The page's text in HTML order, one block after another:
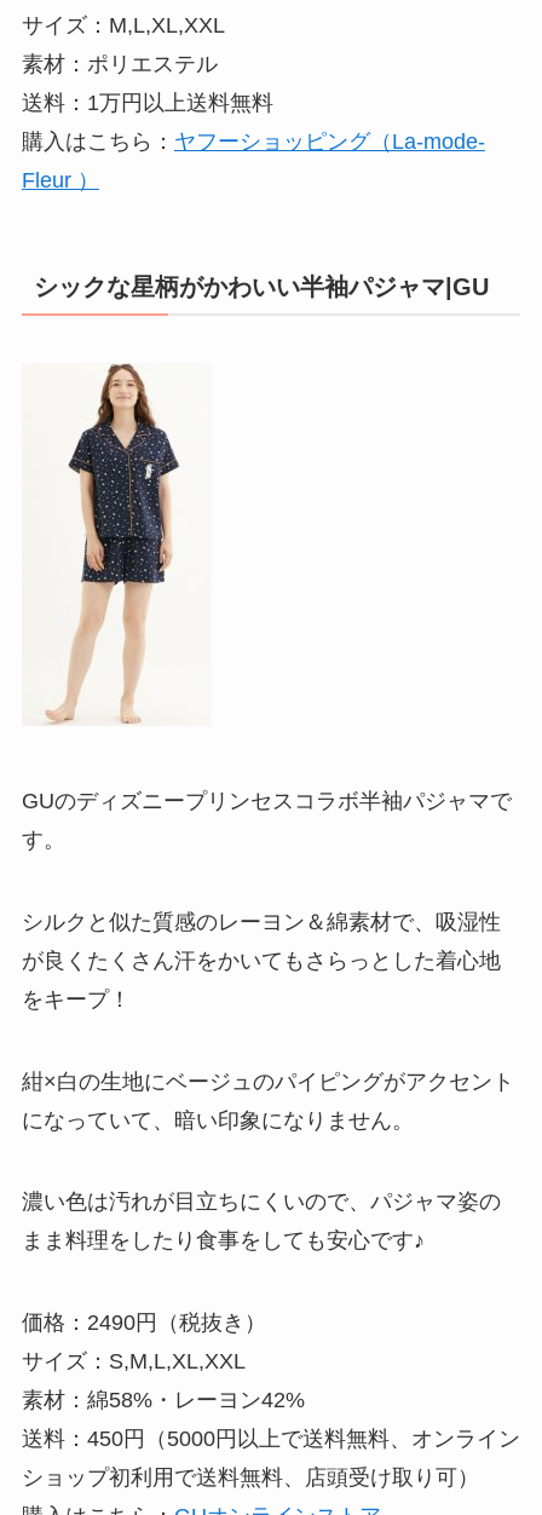
サイズ：M,L,XL,XXL
素材：ポリエステル
送料：1万円以上送料無料
購入はこちら： ヤフーショッピング（La-mode-
Fleur ）
シックな星柄がかわいい半袖パジャマ|GU
GUのディズニープリンセスコラボ半袖パジャマで
す。
シルクと似た質感のレーヨン＆綿素材で、吸湿性
が良くたくさん汗をかいてもさらっとした着心地
をキープ！
紺×白の生地にベージュのパイピングがアクセント
になっていて、暗い印象になりません。
濃い色は汚れが目立ちにくいので、パジャマ姿の
まま料理をしたり食事をしても安心です♪
価格：2490円（税抜き）
サイズ：S,M,L,XL,XXL
素材：綿58%・レーヨン42%
送料：450円（5000円以上で送料無料、オンライン
ショップ初利用で送料無料、店頭受け取り可）